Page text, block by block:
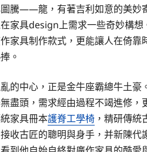
騰——龍，有著吉利如意的美妙
家具design上需求一些奇妙構
家具制作款式，更能讓人在倚
。
的中心，正是金牛座霸總牛土豪
盡頭，需求經由過程不竭進修
家具冊本護脊工學椅 ，精研傳
收古匠的聰明與身手，并新陳